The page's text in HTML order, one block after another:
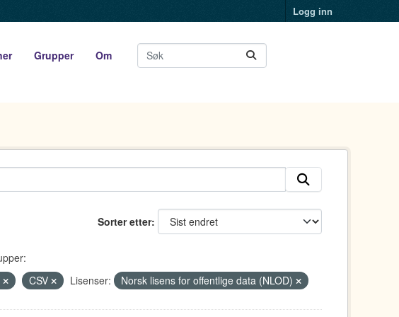
Logg inn
Grupper Om
Sorter etter
CSV Lisenser: Norsk lisens for offentlige data (NLOD)